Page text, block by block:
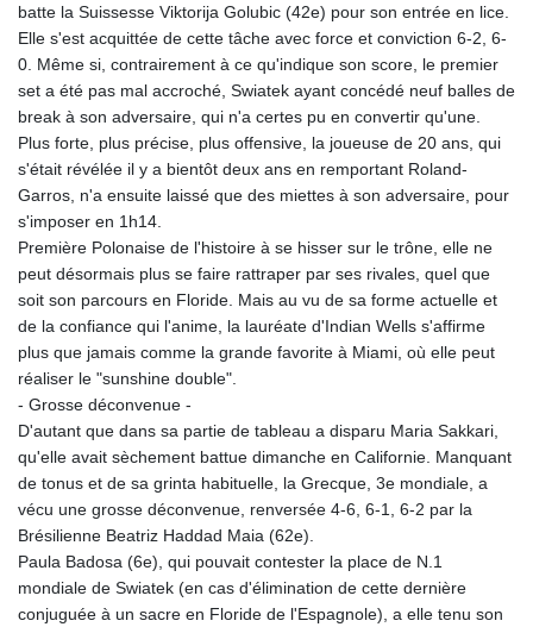
batte la Suissesse Viktorija Golubic (42e) pour son entrée en lice.
Elle s'est acquittée de cette tâche avec force et conviction 6-2, 6-
0. Même si, contrairement à ce qu'indique son score, le premier
set a été pas mal accroché, Swiatek ayant concédé neuf balles de
break à son adversaire, qui n'a certes pu en convertir qu'une.
Plus forte, plus précise, plus offensive, la joueuse de 20 ans, qui
s'était révélée il y a bientôt deux ans en remportant Roland-
Garros, n'a ensuite laissé que des miettes à son adversaire, pour
s'imposer en 1h14.
Première Polonaise de l'histoire à se hisser sur le trône, elle ne
peut désormais plus se faire rattraper par ses rivales, quel que
soit son parcours en Floride. Mais au vu de sa forme actuelle et
de la confiance qui l'anime, la lauréate d'Indian Wells s'affirme
plus que jamais comme la grande favorite à Miami, où elle peut
réaliser le "sunshine double".
- Grosse déconvenue -
D'autant que dans sa partie de tableau a disparu Maria Sakkari,
qu'elle avait sèchement battue dimanche en Californie. Manquant
de tonus et de sa grinta habituelle, la Grecque, 3e mondiale, a
vécu une grosse déconvenue, renversée 4-6, 6-1, 6-2 par la
Brésilienne Beatriz Haddad Maia (62e).
Paula Badosa (6e), qui pouvait contester la place de N.1
mondiale de Swiatek (en cas d'élimination de cette dernière
conjuguée à un sacre en Floride de l'Espagnole), a elle tenu son